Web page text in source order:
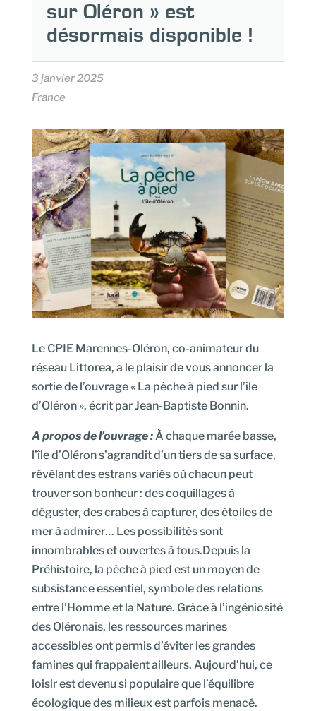
sur Oléron » est
désormais disponible !
3 janvier 2025
France
Le CPIE Marennes-Oléron, co-animateur du
réseau Littorea, a le plaisir de vous annoncer la
sortie de l’ouvrage « La pêche à pied sur l’île
d’Oléron », écrit par Jean-Baptiste Bonnin.
A propos de l’ouvrage :À chaque marée basse,
l’île d’Oléron s’agrandit d’un tiers de sa surface,
révélant des estrans variés où chacun peut
trouver son bonheur : des coquillages à
déguster, des crabes à capturer, des étoiles de
mer à admirer… Les possibilités sont
innombrables et ouvertes à tous.Depuis la
Préhistoire, la pêche à pied est un moyen de
subsistance essentiel, symbole des relations
entre l’Homme et la Nature. Grâce à l’ingéniosité
des Oléronais, les ressources marines
accessibles ont permis d’éviter les grandes
famines qui frappaient ailleurs. Aujourd’hui, ce
loisir est devenu si populaire que l’équilibre
écologique des milieux est parfois menacé.